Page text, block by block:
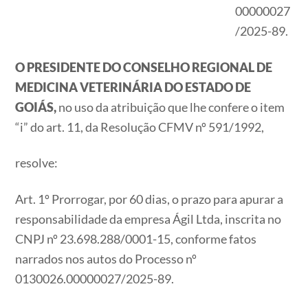
00000027
/2025-89.
O PRESIDENTE DO CONSELHO REGIONAL DE
MEDICINA VETERINÁRIA DO ESTADO DE
GOIÁS,no uso da atribuição que lhe confere o item
“i” do art. 11, da Resolução CFMV nº 591/1992,
resolve:
Art. 1º Prorrogar, por 60 dias, o prazo para apurar a
responsabilidade da empresa Ágil Ltda, inscrita no
CNPJ nº 23.698.288/0001-15, conforme fatos
narrados nos autos do Processo nº
0130026.00000027/2025-89.